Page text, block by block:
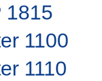
1815
1100
1110